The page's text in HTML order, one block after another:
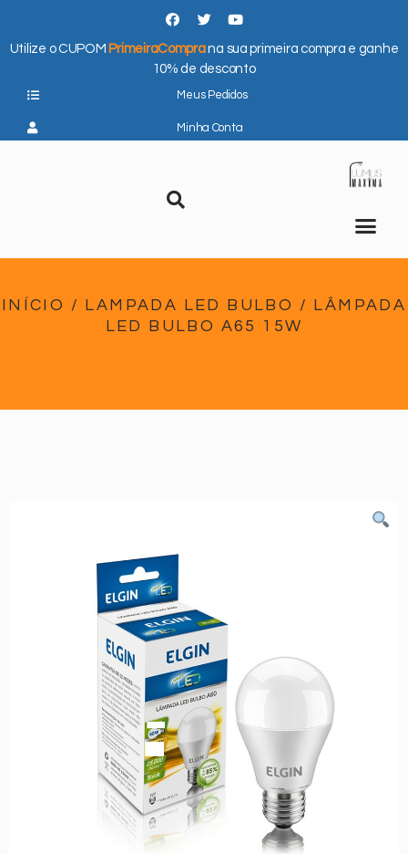
Utilize o CUPOM PrimeiraComprana sua primeira compra e ganhe
10% de desconto
Meus Pedidos
Minha Conta
INÍCIO / LAMPADA LED BULBO / LÂMPADA
LED BULBO A65 15W